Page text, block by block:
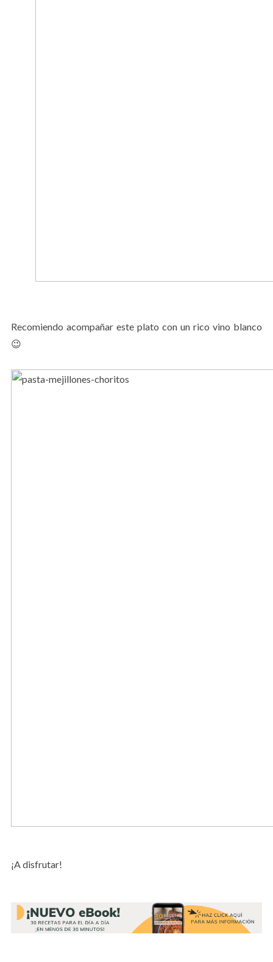
Recomiendo acompañar este plato con un rico vino blanco
😉
¡A disfrutar!